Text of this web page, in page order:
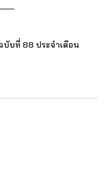
บที่ 88 ประจำเดือน